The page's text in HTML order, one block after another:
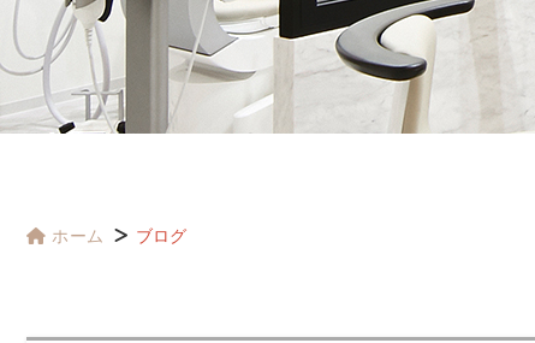
ホーム ブログ